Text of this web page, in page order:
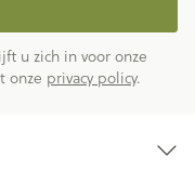
u zich in voor onze
onze privacy policy.